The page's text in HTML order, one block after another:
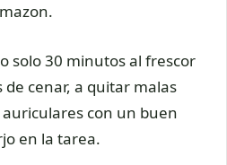
solo 30 minutos al frescor
de cenar, a quitar malas
con un buen
en la tarea.